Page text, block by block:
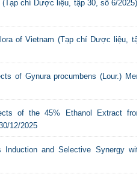
chí Dược liệu, tập 30, số 6/2025) -
of Vietnam (Tạp chí Dược liệu, tập
of Gynura procumbens (Lour.) Merr.
of the 45% Ethanol Extract from
12/2025
and Selective Synergy with